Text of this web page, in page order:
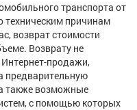
транспорта от
техническим причинам
возврат стоимости
Возврату не
Интернет-продажи,
предварительную
также возможные
с помощью которых